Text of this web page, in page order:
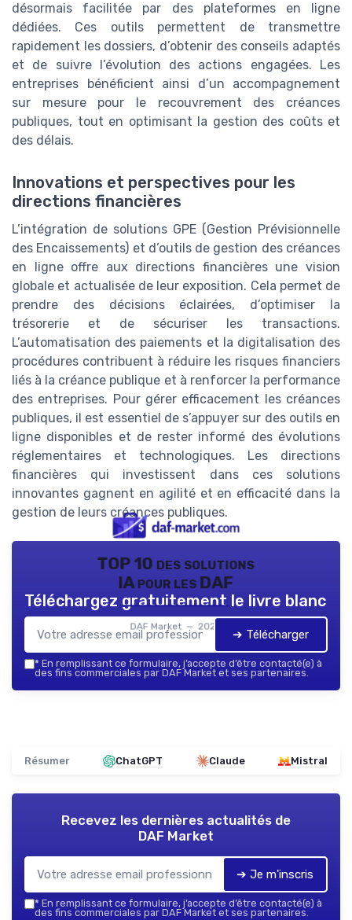
désormais facilitée par des plateformes en ligne
dédiées. Ces outils permettent de transmettre
rapidement les dossiers, d’obtenir des conseils adaptés
et de suivre l’évolution des actions engagées. Les
entreprises bénéficient ainsi d’un accompagnement
sur mesure pour le recouvrement des créances
publiques, tout en optimisant la gestion des coûts et
des délais.
Innovations et perspectives pour les
directions financières
L’intégration de solutions GPE (Gestion Prévisionnelle
des Encaissements) et d’outils de gestion des créances
en ligne offre aux directions financières une vision
globale et actualisée de leur exposition. Cela permet de
prendre des décisions éclairées, d’optimiser la
trésorerie et de sécuriser les transactions.
L’automatisation des paiements et la digitalisation des
procédures contribuent à réduire les risques financiers
liés à la créance publique et à renforcer la performance
des entreprises. Pour gérer efficacement les créances
publiques, il est essentiel de s’appuyer sur des outils en
ligne disponibles et de rester informé des évolutions
réglementaires et technologiques. Les directions
financières qui investissent dans ces solutions
innovantes gagnent en agilité et en efficacité dans la
gestion de leurs créances publiques.
TOP 10 des solutions
IA pour les DAF
DAF Market — 2026
Téléchargez gratuitement le livre blanc
➔ Télécharger
* En remplissant ce formulaire, j’accepte d’être contacté(e) à
des fins commerciales par DAF Market et ses partenaires.
Résumer ChatGPT Claude Mistral
Recevez les dernières actualités de
DAF Market
➔ Je m'inscris
* En remplissant ce formulaire, j’accepte d’être contacté(e) à
des fins commerciales par DAF Market et ses partenaires.